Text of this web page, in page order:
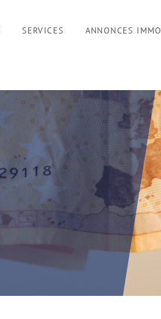
SERVICES ANNONCES IMMO